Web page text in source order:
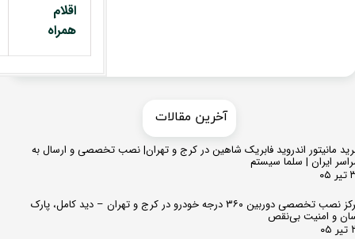
اقلام
همراه
مانیتور اندروید فابریک شاهین در کرج و تهران| نصب تخصصی و ارسال به
ایران | سلما سیستم
مرکز نصب تخصصی دوربین ۳۶۰ درجه خودرو در کرج و تهران – دید کامل، پارک
و امنیت بی‌نقص
​​آخرین مقالات